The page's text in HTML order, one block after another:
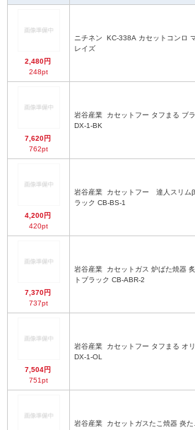
2,480円
248pt
ニチネン
レイズ
7,620円
762pt
岩谷産業
DX-1-BK
4,200円
420pt
岩谷産業
ラック CB-BS-1
7,370円
737pt
岩谷産業
トブラック CB-ABR-2
7,504円
751pt
岩谷産業
DX-1-OL
岩谷産業